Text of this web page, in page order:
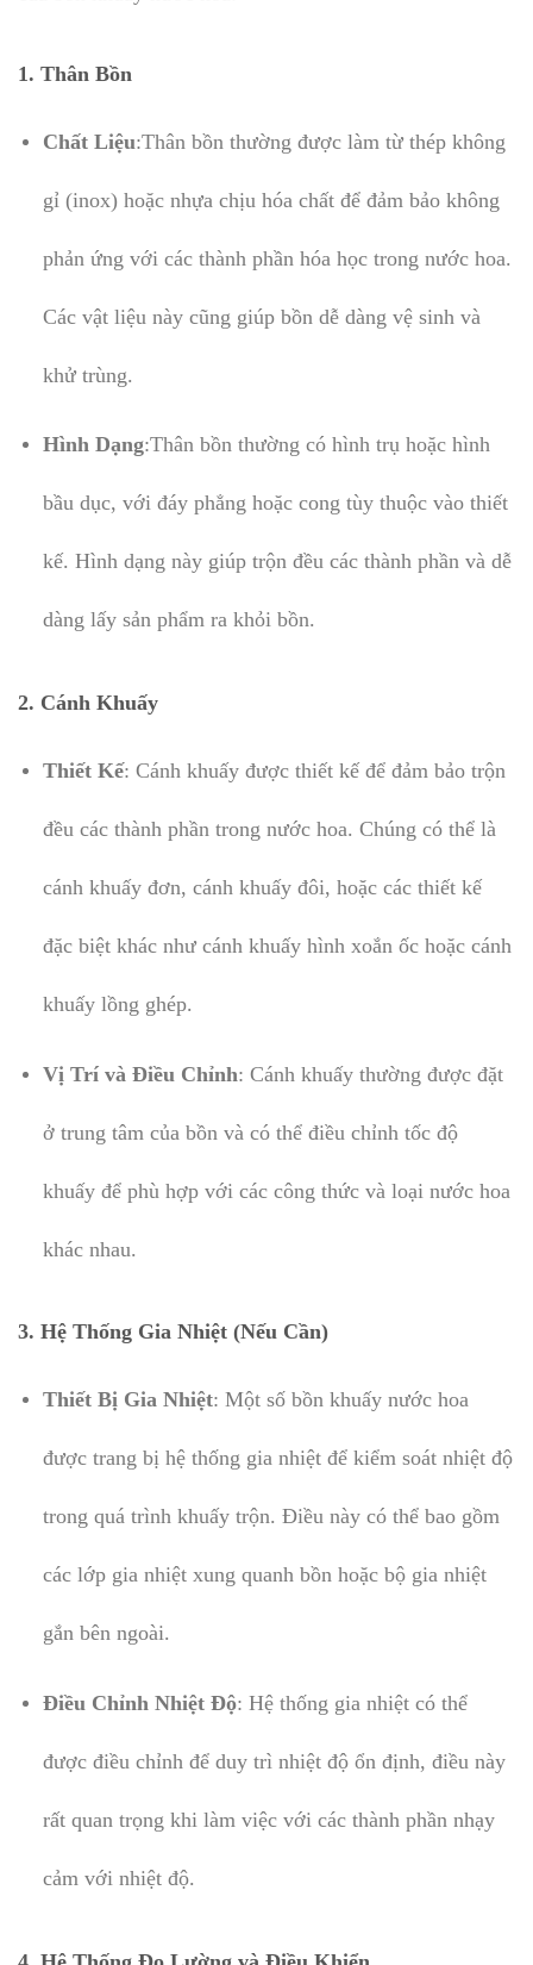
1. Thân Bồn
Chất Liệu:Thân bồn thường được làm từ thép không
gỉ (inox) hoặc nhựa chịu hóa chất để đảm bảo không
phản ứng với các thành phần hóa học trong nước hoa.
Các vật liệu này cũng giúp bồn dễ dàng vệ sinh và
khử trùng.
Hình Dạng:Thân bồn thường có hình trụ hoặc hình
bầu dục, với đáy phẳng hoặc cong tùy thuộc vào thiết
kế. Hình dạng này giúp trộn đều các thành phần và dễ
dàng lấy sản phẩm ra khỏi bồn.
2. Cánh Khuấy
Thiết Kế: Cánh khuấy được thiết kế để đảm bảo trộn
đều các thành phần trong nước hoa. Chúng có thể là
cánh khuấy đơn, cánh khuấy đôi, hoặc các thiết kế
đặc biệt khác như cánh khuấy hình xoắn ốc hoặc cánh
khuấy lồng ghép.
Vị Trí và Điều Chỉnh: Cánh khuấy thường được đặt
ở trung tâm của bồn và có thể điều chỉnh tốc độ
khuấy để phù hợp với các công thức và loại nước hoa
khác nhau.
3. Hệ Thống Gia Nhiệt (Nếu Cần)
Thiết Bị Gia Nhiệt: Một số bồn khuấy nước hoa
được trang bị hệ thống gia nhiệt để kiểm soát nhiệt độ
trong quá trình khuấy trộn. Điều này có thể bao gồm
các lớp gia nhiệt xung quanh bồn hoặc bộ gia nhiệt
gắn bên ngoài.
Điều Chỉnh Nhiệt Độ: Hệ thống gia nhiệt có thể
được điều chỉnh để duy trì nhiệt độ ổn định, điều này
rất quan trọng khi làm việc với các thành phần nhạy
cảm với nhiệt độ.